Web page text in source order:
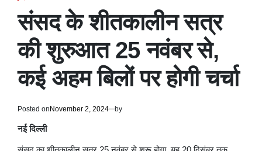
संसद के शीतकालीन सत्र
की शुरुआत 25 नवंबर से,
कई अहम बिलों पर होगी चर्चा
Posted onNovember 2, 2024 by
नई दिल्ली